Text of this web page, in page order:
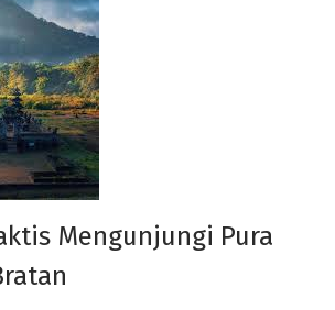
Mengunjungi Pura